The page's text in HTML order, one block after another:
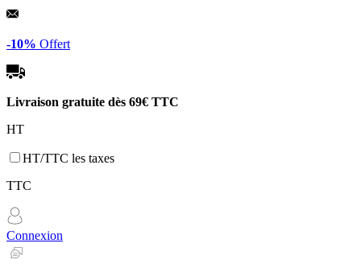
Panneau de gestion des cookies
-10% Offert
Livraison gratuite dès 69€ TTC
HT
HT/TTC les taxes
TTC
Connexion